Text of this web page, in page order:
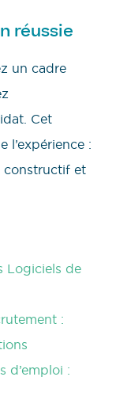
réussie
un cadre
Cet
l’expérience :
constructif et
Logiciels de
:
d’emploi :